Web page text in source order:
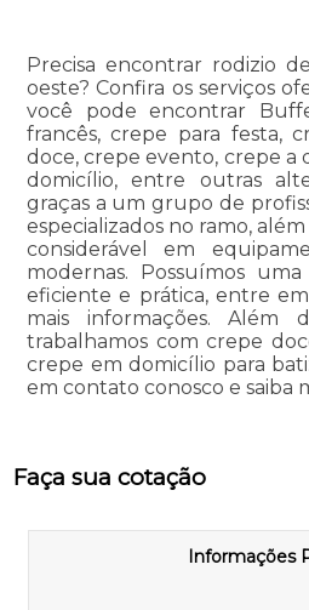
Precisa encontrar rodizio
oeste? Confira os serviços
você pode encontrar
francês, crepe para festa,
doce, crepe evento, crepe a
domicílio, entre outras
graças a um grupo de
especializados no ramo,
considerável em
modernas. Possuímos
eficiente e prática, entre
mais informações. Além
trabalhamos com crepe
crepe em domicílio para
em contato conosco e saiba
Faça sua cotação
Informações